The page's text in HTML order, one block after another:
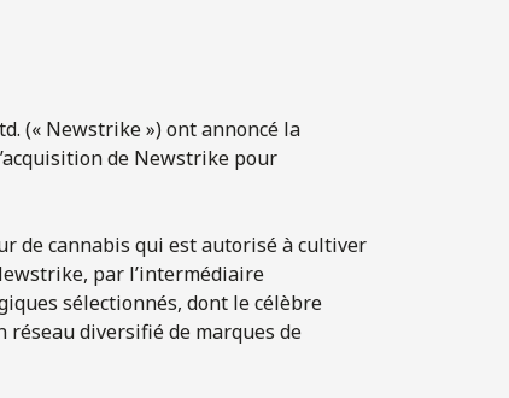
(« Newstrike ») ont annoncé la
de Newstrike pour
de cannabis qui est autorisé à cultiver
par l’intermédiaire
sélectionnés, dont le célèbre
réseau diversifié de marques de